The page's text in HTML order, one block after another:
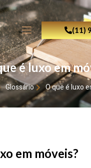
(11)
é luxo em
Glossário O que é luxo
em móveis?